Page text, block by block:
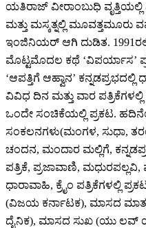
ಯತಿರಾಜ್ ವೀರಾಂಬುಧಿ
ಮತ್ತು ಮಸ್ಕತ್ನಲ್ಲಿ ಮೂವತ್ತಮೂರು
ಇಂಜಿನಿಯರ್ ಆಗಿ ದುಡಿತ.
ಮೊಟ್ಟಮೊದಲ ಕಥೆ ‘ವಿಪರ್ಯಾಸ’
‘ಆಪತ್ತಿಗೆ ಆಹ್ವಾನ’
ವಿವಿಧ ದಿನ ಮತ್ತು ವಾರ
ಒಂದೇ ಸಂಚಿಕೆಯಲ್ಲಿ ಪ್ರಕಟ.
ಸಂಕಲನಗಳು(ಮಂಗಳ, ಸುಧಾ,
ಚಂದನ, ಮಂದಾರ ಮಲ್ಲಿಗೆ,
ಪತ್ರಿಕೆ, ಪ್ರಜಾವಾಣಿ,
ಧಾರಾವಾಹಿ, ಕ್ರೈಂ ಪತ್ರಿಕೆಗಳಲ್ಲಿ
(ವಿಜಯ ಕರ್ನಾಟಕ), ಮಾಸದ
ದೈನಿಕ), ಮಾಸದ ಸುಖ (ಯು